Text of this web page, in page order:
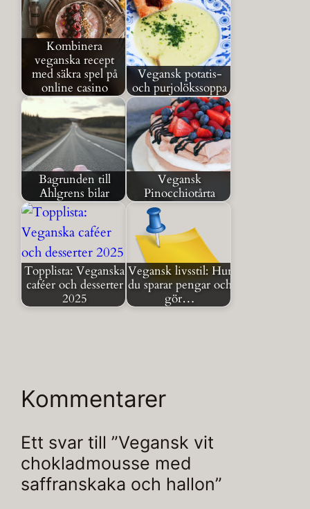
Kombinera
veganska recept
med säkra spel på
online casino
Vegansk potatis-
och purjolökssoppa
Bagrunden till
Ahlgrens bilar
Vegansk
Pinocchiotårta
Topplista: Veganska
caféer och desserter
2025
Vegansk livsstil: Hur
du sparar pengar och
gör…
Kommentarer
Ett svar till ”Vegansk vit
chokladmousse med
saffranskaka och hallon”